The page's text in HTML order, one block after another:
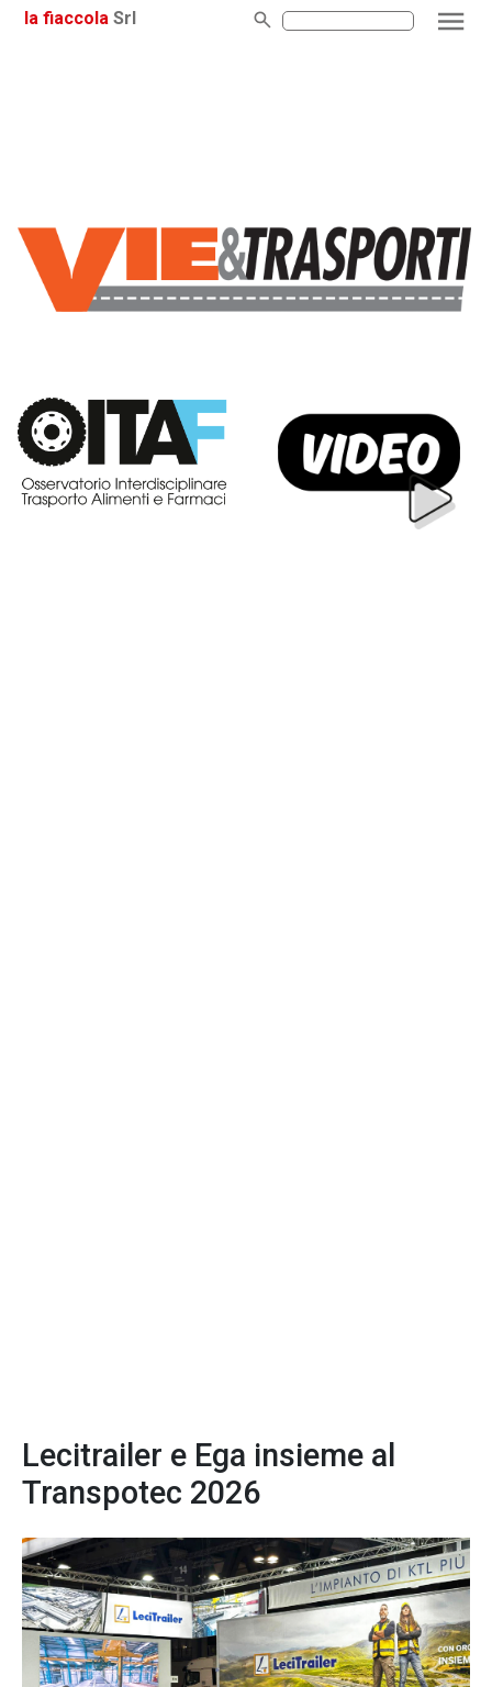
la fiaccola Srl
Lecitrailer e Ega insieme al
Transpotec 2026